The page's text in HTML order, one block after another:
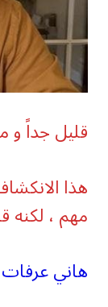
قليل جداً و
هذا
مهم ، لكنه
هاني عرفات